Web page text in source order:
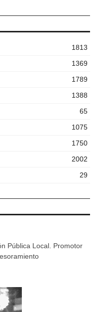
1813
1369
1789
1388
65
1075
1750
2002
29
Pública Local. Promotor